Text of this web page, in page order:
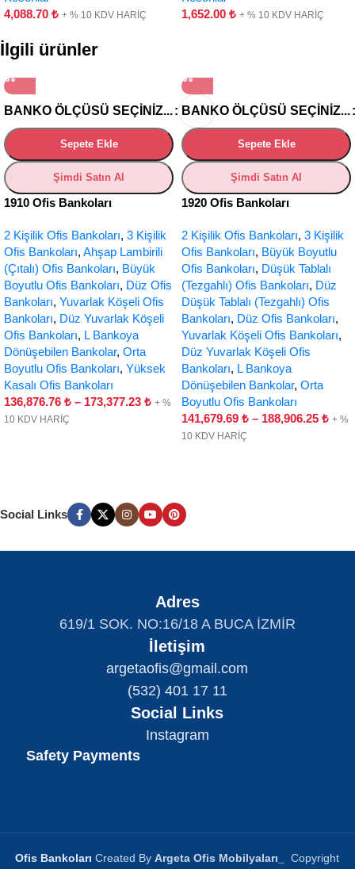
4,088.70 ₺ + % 10 KDV HARİÇ
1,652.00 ₺ + % 10 KDV HARİÇ
İlgili ürünler
BANKO ÖLÇÜSÜ SEÇINIZ...
Sepete Ekle
Şimdi Satın Al
1910 Ofis Bankoları
2 Kişilik Ofis Bankoları, 3 Kişilik
Ofis Bankoları, Ahşap Lambirili
(Çıtalı) Ofis Bankoları, Büyük
Boyutlu Ofis Bankoları, Düz Ofis
Bankoları, Yuvarlak Köşeli Ofis
Bankoları, Düz Yuvarlak Köşeli
Ofis Bankoları, L Bankoya
Dönüşebilen Bankolar, Orta
Boyutlu Ofis Bankoları, Yüksek
Kasalı Ofis Bankoları
136,876.76 ₺ – 173,377.23 ₺ + %
10 KDV HARİÇ
BANKO ÖLÇÜSÜ SEÇINIZ...
Sepete Ekle
Şimdi Satın Al
1920 Ofis Bankoları
2 Kişilik Ofis Bankoları, 3 Kişilik
Ofis Bankoları, Büyük Boyutlu
Ofis Bankoları, Düşük Tablalı
(Tezgahlı) Ofis Bankoları, Düz
Düşük Tablalı (Tezgahlı) Ofis
Bankoları, Düz Ofis Bankoları,
Yuvarlak Köşeli Ofis Bankoları,
Düz Yuvarlak Köşeli Ofis
Bankoları, L Bankoya
Dönüşebilen Bankolar, Orta
Boyutlu Ofis Bankoları
141,679.69 ₺ – 188,906.25 ₺ + %
10 KDV HARİÇ
Social Links
Adres
619/1 SOK. NO:16/18 A BUCA İZMİR
İletişim
argetaofis@gmail.com
(532) 401 17 11
Social Links
Instagram
Safety Payments
Ofis Bankoları Created ByArgeta Ofis Mobilyaları Copyright